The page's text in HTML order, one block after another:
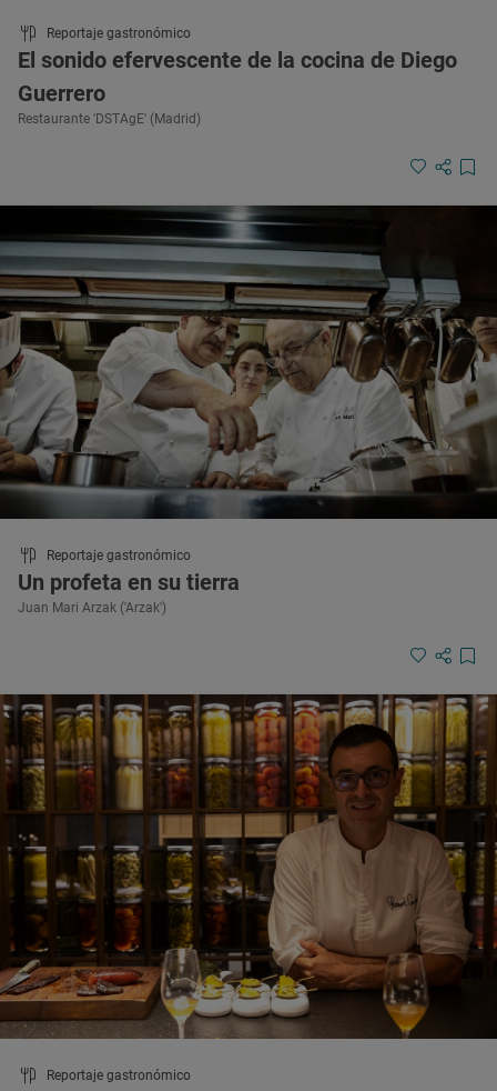
Reportaje gastronómico
El sonido efervescente de la cocina de Diego
Guerrero
Restaurante 'DSTAgE' (Madrid)
Reportaje gastronómico
Un profeta en su tierra
Juan Mari Arzak ('Arzak')
Reportaje gastronómico